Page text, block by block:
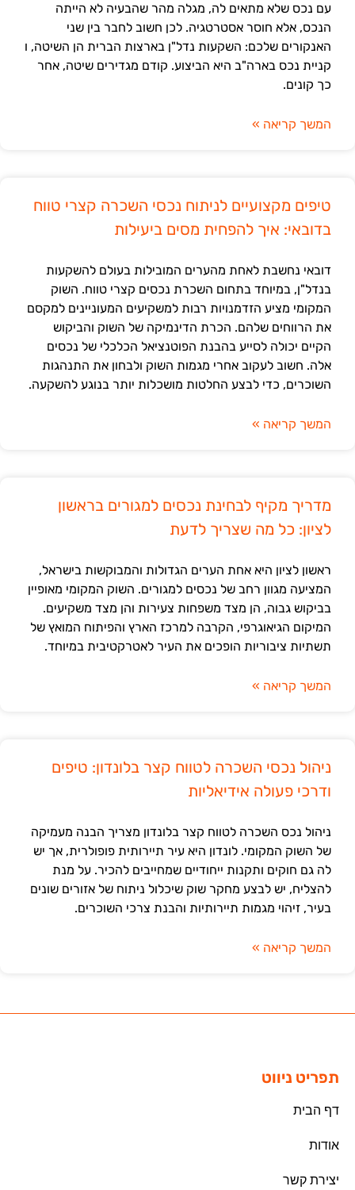
עם נכס שלא מתאים לה, מגלה מהר שהבעיה לא הייתה
הנכס, אלא חוסר אסטרטגיה. לכן חשוב לחבר בין שני
האנקורים שלכם: השקעות נדל"ן בארצות הברית הן השיטה, ו
קניית נכס בארה"ב היא הביצוע. קודם מגדירים שיטה, אחר
כך קונים.
המשך קריאה »
טיפים מקצועיים לניתוח נכסי השכרה קצרי טווח
בדובאי: איך להפחית מסים ביעילות
דובאי נחשבת לאחת מהערים המובילות בעולם להשקעות
בנדל"ן, במיוחד בתחום השכרת נכסים קצרי טווח. השוק
המקומי מציע הזדמנויות רבות למשקיעים המעוניינים למקסם
את הרווחים שלהם. הכרת הדינמיקה של השוק והביקוש
הקיים יכולה לסייע בהבנת הפוטנציאל הכלכלי של נכסים
אלה. חשוב לעקוב אחרי מגמות השוק ולבחון את התנהגות
השוכרים, כדי לבצע החלטות מושכלות יותר בנוגע להשקעה.
המשך קריאה »
מדריך מקיף לבחינת נכסים למגורים בראשון
לציון: כל מה שצריך לדעת
ראשון לציון היא אחת הערים הגדולות והמבוקשות בישראל,
המציעה מגוון רחב של נכסים למגורים. השוק המקומי מאופיין
בביקוש גבוה, הן מצד משפחות צעירות והן מצד משקיעים.
המיקום הגיאוגרפי, הקרבה למרכז הארץ והפיתוח המואץ של
תשתיות ציבוריות הופכים את העיר לאטרקטיבית במיוחד.
המשך קריאה »
ניהול נכסי השכרה לטווח קצר בלונדון: טיפים
ודרכי פעולה אידיאליות
ניהול נכס השכרה לטווח קצר בלונדון מצריך הבנה מעמיקה
של השוק המקומי. לונדון היא עיר תיירותית פופולרית, אך יש
לה גם חוקים ותקנות ייחודיים שמחייבים להכיר. על מנת
להצליח, יש לבצע מחקר שוק שיכלול ניתוח של אזורים שונים
בעיר, זיהוי מגמות תיירותיות והבנת צרכי השוכרים.
המשך קריאה »
תפריט ניווט
דף הבית
אודות
יצירת קשר